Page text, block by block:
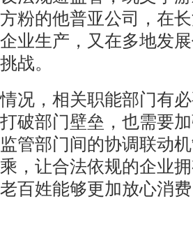
粉的他普亚公司，在
业生产，又在多地发
战。
，相关职能部门有必
破部门壁垒，也需要
管部门间的协调联动
，让合法依规的企业
百姓能够更加放心消